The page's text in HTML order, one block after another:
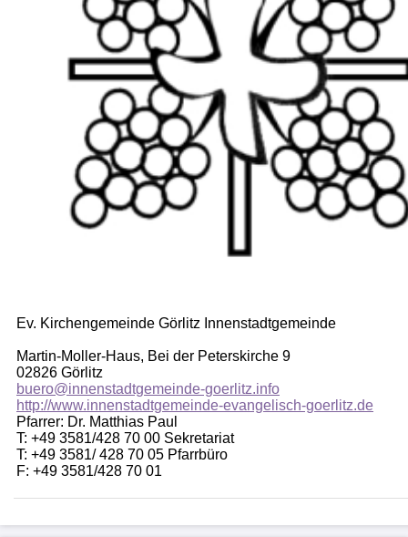
Ev. Kirchengemeinde Görlitz Innenstadtgemeinde
Martin-Moller-Haus, Bei der Peterskirche 9
02826 Görlitz
buero@innenstadtgemeinde-goerlitz.info
http://www.innenstadtgemeinde-evangelisch-goerlitz.de
Pfarrer: Dr. Matthias Paul
T: +49 3581/428 70 00 Sekretariat
T: +49 3581/ 428 70 05 Pfarrbüro
F: +49 3581/428 70 01